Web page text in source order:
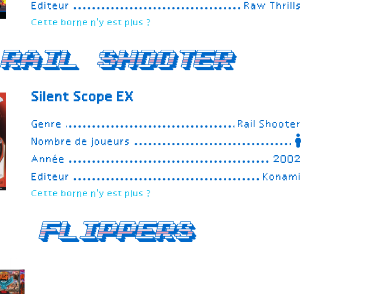
Editeur
Raw Thrills
Cette borne n'y est plus ?
Rail Shooter
Silent Scope EX
Genre
Rail Shooter
Nombre de joueurs
Année
2002
Editeur
Konami
Cette borne n'y est plus ?
Flippers